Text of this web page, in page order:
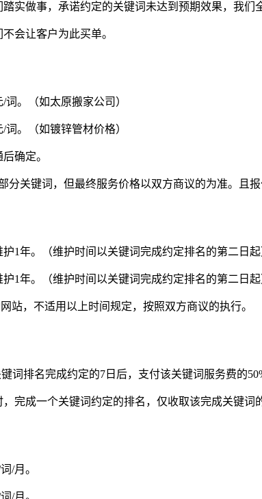
实做事，承诺约定的关键词未达到预期效果，我们
会让客户为此买单。
。（如太原搬家公司）
。（如镀锌管材价格）
确定。
分关键词，但最终服务价格以双方商议的为准。且
1年。（维护时间以关键词完成约定排名的第二日起
1年。（维护时间以关键词完成约定排名的第二日起
站，不适用以上时间规定，按照双方商议的执行。
词排名完成约定的7日后，支付该关键词服务费的
完成一个关键词约定的排名，仅收取该完成关键词
/月。
/月。